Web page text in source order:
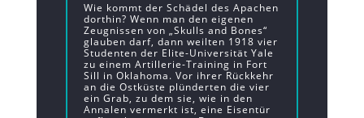
Wie kommt der Schädel des Apachen
dorthin? Wenn man den eigenen
Zeugnissen von „Skulls and Bones“
glauben darf, dann weilten 1918 vier
Studenten der Elite-Universität Yale
zu einem Artillerie-Training in Fort
Sill in Oklahoma. Vor ihrer Rückkehr
an die Ostküste plünderten die vier
ein Grab, zu dem sie, wie in den
Annalen vermerkt ist, eine Eisentür